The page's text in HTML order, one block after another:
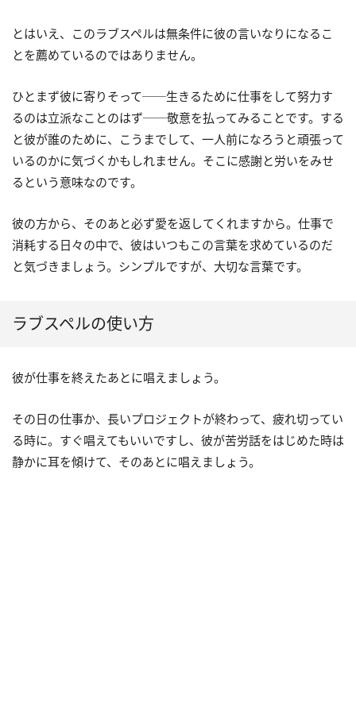
とはいえ、このラブスペルは無条件に彼の言いなりになるこ
とを薦めているのではありません。
ひとまず彼に寄りそって──生きるために仕事をして努力す
るのは立派なことのはず──敬意を払ってみることです。する
と彼が誰のために、こうまでして、一人前になろうと頑張って
いるのかに気づくかもしれません。そこに感謝と労いをみせ
るという意味なのです。
彼の方から、そのあと必ず愛を返してくれますから。仕事で
消耗する日々の中で、彼はいつもこの言葉を求めているのだ
と気づきましょう。シンプルですが、大切な言葉です。
ラブスペルの使い方
彼が仕事を終えたあとに唱えましょう。
その日の仕事か、長いプロジェクトが終わって、疲れ切ってい
る時に。すぐ唱えてもいいですし、彼が苦労話をはじめた時は
静かに耳を傾けて、そのあとに唱えましょう。